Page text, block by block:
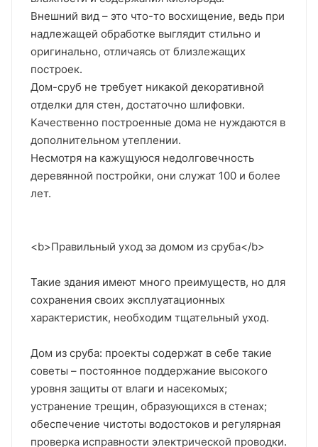
Внешний вид – это что-то восхищение, ведь при
надлежащей обработке выглядит стильно и
оригинально, отличаясь от близлежащих
построек.
Дом-сруб не требует никакой декоративной
отделки для стен, достаточно шлифовки.
Качественно построенные дома не нуждаются в
дополнительном утеплении.
Несмотря на кажущуюся недолговечность
деревянной постройки, они служат 100 и более
лет.
<b>Правильный уход за домом из сруба</b>
Такие здания имеют много преимуществ, но для
сохранения своих эксплуатационных
характеристик, необходим тщательный уход.
Дом из сруба: проекты содержат в себе такие
советы – постоянное поддержание высокого
уровня защиты от влаги и насекомых;
устранение трещин, образующихся в стенах;
обеспечение чистоты водостоков и регулярная
проверка исправности электрической проводки.